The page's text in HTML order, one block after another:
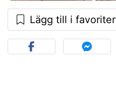
Lägg till i favoriter